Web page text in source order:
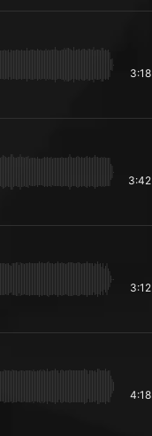
3:18
3:42
3:12
4:18